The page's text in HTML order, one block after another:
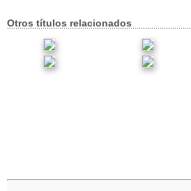
Otros títulos relacionados